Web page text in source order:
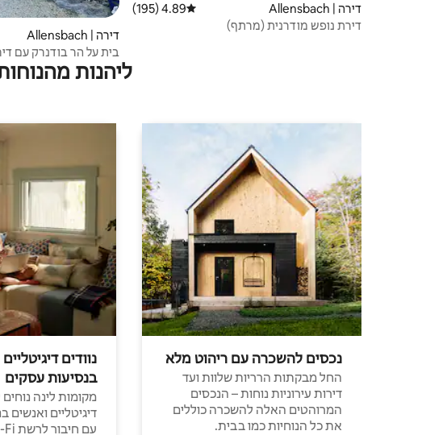
דירה | Allensbach דירוג ממוצע של 4.89 מתוך 5, 195 ביקורות
4.89 (195)
דירת נופש מודרנית (מרתף)
דירה | Allensbach
בית על הר בודנרק עם
ליהנות
נכסים להשכרה עם ריהוט מלא
החל מבקתות הרריות שלוות ועד
דירות עירוניות נוחות – הנכסים
המרוהטים האלה להשכרה כוללים
את כל הנוחיות כמו בבית.
נוודים
בנסיעות עסקים
מקומות לינה נוחים
דיגיטליים ואנשים